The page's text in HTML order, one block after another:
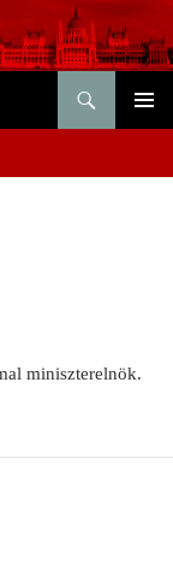
miniszterelnök.